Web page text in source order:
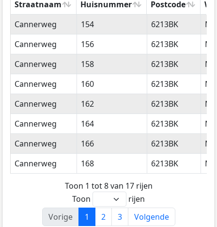
Straatnaam Huisnummer Postcode
Straatnaam
Huisnummer Postcode
Cannerweg 154 6213BK
Cannerweg
156 6213BK
Cannerweg
158 6213BK
Cannerweg
160 6213BK
Cannerweg
162 6213BK
Cannerweg
164 6213BK
Cannerweg
166 6213BK
Cannerweg
168 6213BK
Toon 1 tot 8 van 17 rijen
Toon
rijen
Vorige
1 2 3 Volgende